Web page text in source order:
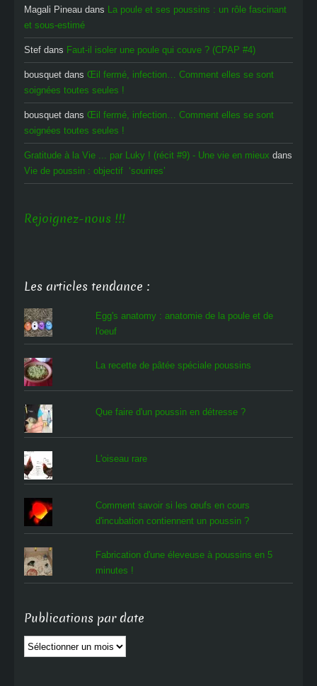
Magali Pineau dans La poule et ses poussins : un rôle fascinant
et sous-estimé
Stef dans Faut-il isoler une poule qui couve ? (CPAP #4)
bousquet dans Œil fermé, infection… Comment elles se sont
soignées toutes seules !
bousquet dans Œil fermé, infection… Comment elles se sont
soignées toutes seules !
Gratitude à la Vie ... par Luky ! (récit #9) - Une vie en mieux dans
Vie de poussin : objectif ‘sourires’
Rejoignez-nous !!!
Les articles tendance :
Egg's anatomy : anatomie de la poule et de
l'oeuf
La recette de pâtée spéciale poussins
Que faire d'un poussin en détresse ?
L'oiseau rare
Comment savoir si les œufs en cours
d'incubation contiennent un poussin ?
Fabrication d'une éleveuse à poussins en 5
minutes !
Publications par date
Publications
par